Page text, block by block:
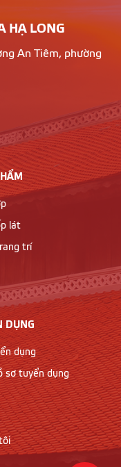
HẠ LONG
An Tiêm, phường
lát
trí
DỤNG
dụng
sơ tuyển dụng